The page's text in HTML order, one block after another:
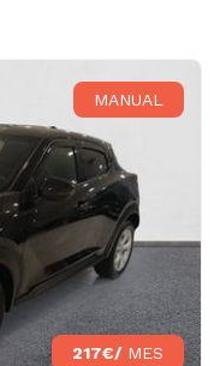
MANUAL
217€/ MES